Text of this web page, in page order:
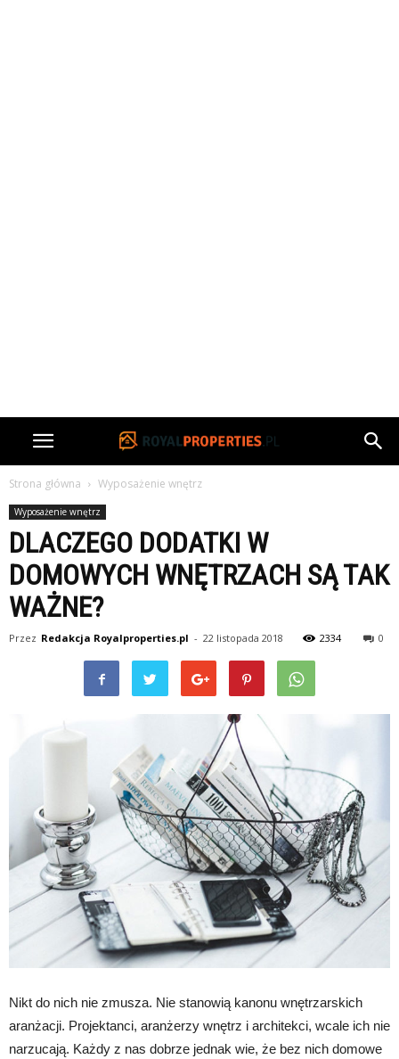
Strona główna Wyposażenie wnętrz
Wyposażenie wnętrz
DLACZEGO DODATKI W
DOMOWYCH WNĘTRZACH SĄ TAK
WAŻNE?
Przez Redakcja Royalproperties.pl - 22 listopada 2018 2334 0
Nikt do nich nie zmusza. Nie stanowią kanonu wnętrzarskich
aranżacji. Projektanci, aranżerzy wnętrz i architekci, wcale ich nie
narzucają. Każdy z nas dobrze jednak wie, że bez nich domowe